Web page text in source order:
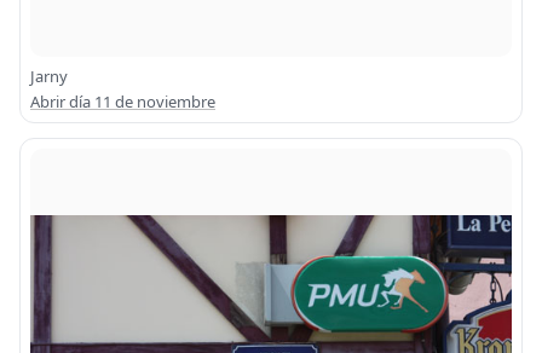
Jarny
Abrir día 11 de noviembre